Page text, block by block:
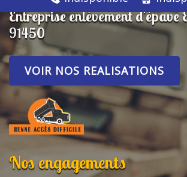
Entreprise enlèvement d'épave
91450
VOIR NOS REALISATIONS
Nos engagements